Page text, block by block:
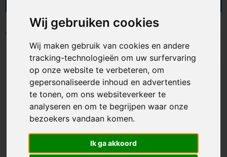
Wij gebruiken cookies
Wij maken gebruik van cookies en andere
tracking-technologieën om uw surfervaring
op onze website te verbeteren, om
gepersonaliseerde inhoud en advertenties
te tonen, om ons websiteverkeer te
analyseren en om te begrijpen waar onze
bezoekers vandaan komen.
Ik ga akkoord
die kwaliteit en merkzichtbaarheid slim
relatiegeschenk of onderdeel van een luxe
giftset. Zo geef je een product weg dat mensen
graag bewaren, gebruiken en met jouw merk
blijven verbinden.